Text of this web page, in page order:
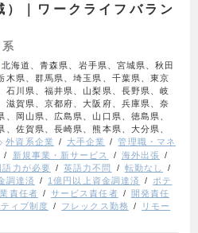
）｜ワークライフバラン
北海道、青森県、岩手県、宮城県、秋田
木県、群馬県、埼玉県、千葉県、東京
石川県、福井県、山梨県、長野県、岐
滋賀県、京都府、大阪府、兵庫県、奈
岡山県、広島県、山口県、徳島県、
佐賀県、長崎県、熊本県、大分県、
外資系企業 大手企業
管理職・マネ
新規事業・新サービス
海外出張
語力が必要 英語力不問
転勤なし
調達済 1億円以上資金調達済
ポテ
責任者 サービス責任者
開発責任
ィブ制度 フレックス勤務
リモー